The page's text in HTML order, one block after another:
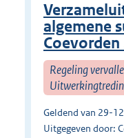
algemene
Coevorden
Regeling
Geldend van 29-
Uitgegeven door: